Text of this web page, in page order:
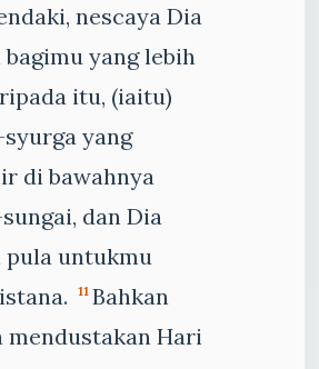
nescaya Dia
yang lebih
itu, (iaitu)
yang
di bawahnya
dan Dia
pula untukmu
11 Bahkan
mendustakan Hari